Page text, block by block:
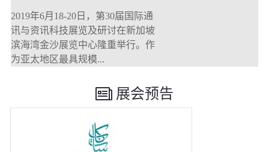
CommunicAsia 2019
2019年6月18-20日，第30届国际通
讯与资讯科技展览及研讨在新加坡
滨海湾金沙展览中心隆重举行。作
为亚太地区最具规模...
展会预告